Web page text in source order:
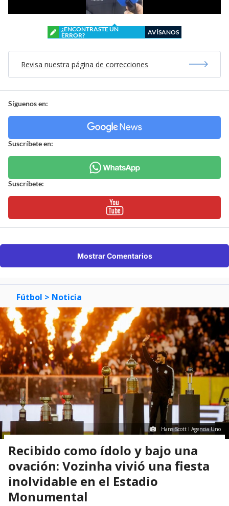
¿ENCONTRASTE UN
ERROR?
AVÍSANOS
Revisa nuestra página de correcciones
Síguenos en:
Suscríbete en:
Suscríbete:
Mostrar Comentarios
Fútbol > Noticia
Hans Scott I Agencia Uno
Recibido como ídolo y bajo una
ovación: Vozinha vivió una fiesta
inolvidable en el Estadio
Monumental